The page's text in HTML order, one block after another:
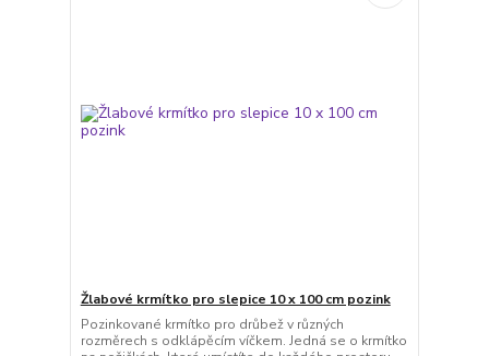
Žlabové krmítko pro slepice 10 x 100 cm pozink
Pozinkované krmítko pro drůbež v různých
rozměrech s odklápěcím víčkem. Jedná se o krmítko